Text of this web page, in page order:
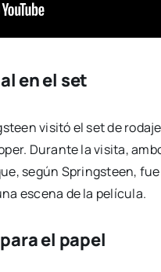
en el set
visitó el set de
Durante la visita,
según Springsteen,
escena de la película.
el papel